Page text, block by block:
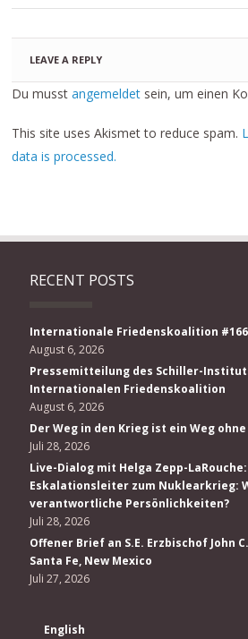
LEAVE A REPLY
Du musstangemeldet sein, um einen
This site uses Akismet to reduce spam.
data is processed.
RECENT POSTS
Internationale Friedenskoalition #166,
August 6, 2026
Pressemitteilung des Schiller-
Internationalen Friedenskoalition
August 6, 2026
Der Weg in den Krieg ist ein Weg
Juli 28, 2026
Live-Dialog mit Helga Zepp-
Eskalationsleiter zum Nuklearkrieg:
verantwortliche Persönlichkeiten?
Juli 28, 2026
Offener Brief an S.E. Erzbischof John
Santa Fe, New Mexico
Juli 27, 2026
English